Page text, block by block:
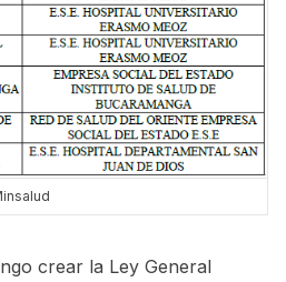
crear la Ley General